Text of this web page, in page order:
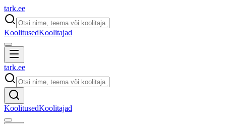
tark.ee
KoolitusedKoolitajad
tark.ee
KoolitusedKoolitajad